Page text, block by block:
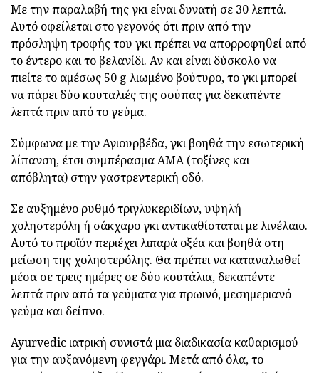
Με την παραλαβή της γκι είναι δυνατή σε 30 λεπτά.
Αυτό οφείλεται στο γεγονός ότι πριν από την
πρόσληψη τροφής του γκι πρέπει να απορροφηθεί από
το έντερο και το βελανίδι. Αν και είναι δύσκολο να
πιείτε το αμέσως 50 g λιωμένο βούτυρο, το γκι μπορεί
να πάρει δύο κουταλιές της σούπας για δεκαπέντε
λεπτά πριν από το γεύμα.
Σύμφωνα με την Αγιουρβέδα, γκι βοηθά την εσωτερική
λίπανση, έτσι συμπέρασμα ΑΜΑ (τοξίνες και
απόβλητα) στην γαστρεντερική οδό.
Σε αυξημένο ρυθμό τριγλυκεριδίων, υψηλή
χοληστερόλη ή σάκχαρο γκι αντικαθίσταται με λινέλαιο.
Αυτό το προϊόν περιέχει λιπαρά οξέα και βοηθά στη
μείωση της χοληστερόλης. Θα πρέπει να καταναλωθεί
μέσα σε τρεις ημέρες σε δύο κουτάλια, δεκαπέντε
λεπτά πριν από τα γεύματα για πρωινό, μεσημεριανό
γεύμα και δείπνο.
Ayurvedic ιατρική συνιστά μια διαδικασία καθαρισμού
για την αυξανόμενη φεγγάρι. Μετά από όλα, το